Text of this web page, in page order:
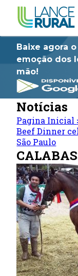
Baixe agora
emoção dos
mão!
Notícias
Pagina Inicial
Beef Dinner
São Paulo